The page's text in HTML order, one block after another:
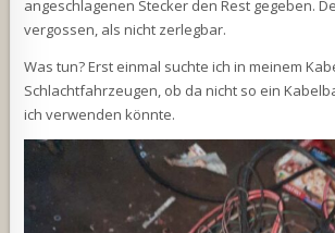
angeschlagenen Stecker den Rest gegeben.
vergossen, als nicht zerlegbar.
Was tun? Erst einmal suchte ich in meinem
Schlachtfahrzeugen, ob da nicht so ein
ich verwenden könnte.